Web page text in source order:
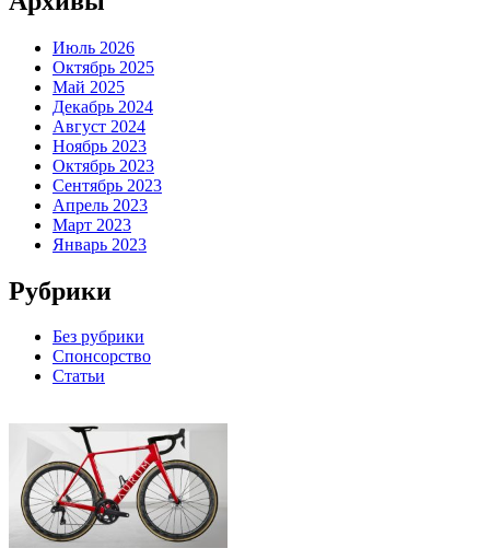
Июль 2026
Октябрь 2025
Май 2025
Декабрь 2024
Август 2024
Ноябрь 2023
Октябрь 2023
Сентябрь 2023
Апрель 2023
Март 2023
Январь 2023
Рубрики
Без рубрики
Спонсорство
Статьи